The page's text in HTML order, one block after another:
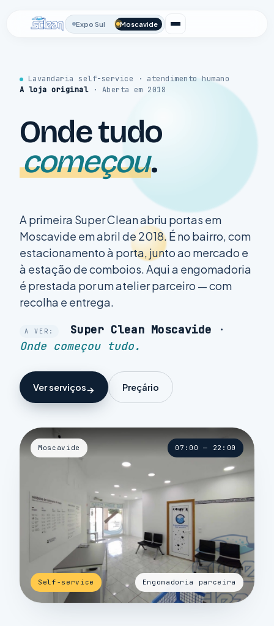
Expo Sul Moscavide
Lavandaria self-service · atendimento humano
A loja original· Aberta em 2018
Onde tudo
começou.
A primeira Super Clean abriu portas em
Moscavide em abril de 2018. É no bairro, com
estacionamento à porta, junto ao mercado e
à estação de comboios. Aqui a engomadoria
é prestada por um atelier parceiro — com
recolha e entrega.
A VER: Super Clean Moscavide ·
Onde começou tudo.
Ver serviços Preçário
Moscavide 07:00 — 22:00
Self-service Engomadoria parceira